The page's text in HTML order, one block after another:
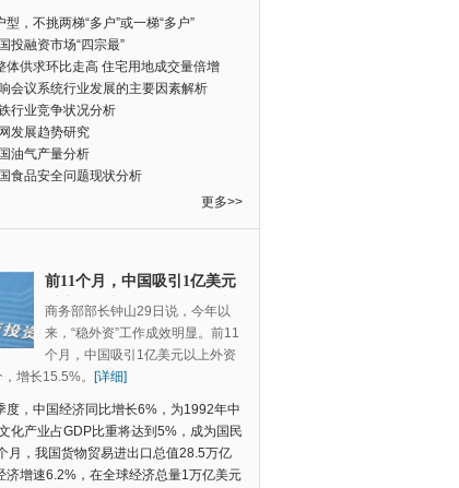
型，不挑两梯“多户”或一梯“多户”
投融资市场“四宗最”
体供求环比走高 住宅用地成交量倍增
会议系统行业发展的主要因素解析
行业竞争状况分析
发展趋势研究
油气产量分析
食品安全问题现状分析
更多>>
前11个月，中国吸引1亿美元
以上外资大项目722个，增长
15.5%
商务部部长钟山29日说，今年以
来，“稳外资”工作成效明显。前11
个月，中国吸引1亿美元以上外资
增长15.5%。 [详细]
度，中国经济同比增长6%，为1992年中
据以来的新低
化产业占GDP比重将达到5%，成为国民
业
月，我国货物贸易进出口总值28.5万亿
比去年同期增长2.4%
济增速6.2%，在全球经济总量1万亿美元